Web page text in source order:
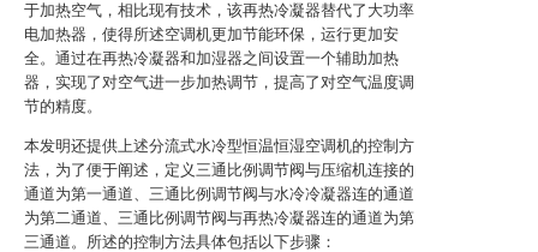
于加热空气，相比现有技术，该再热冷凝器替代了大功率
电加热器，使得所述空调机更加节能环保，运行更加安
全。通过在再热冷凝器和加湿器之间设置一个辅助加热
器，实现了对空气进一步加热调节，提高了对空气温度调
节的精度。
本发明还提供上述分流式水冷型恒温恒湿空调机的控制方
法，为了便于阐述，定义三通比例调节阀与压缩机连接的
通道为第一通道、三通比例调节阀与水冷冷凝器连的通道
为第二通道、三通比例调节阀与再热冷凝器连的通道为第
三通道。所述的控制方法具体包括以下步骤：